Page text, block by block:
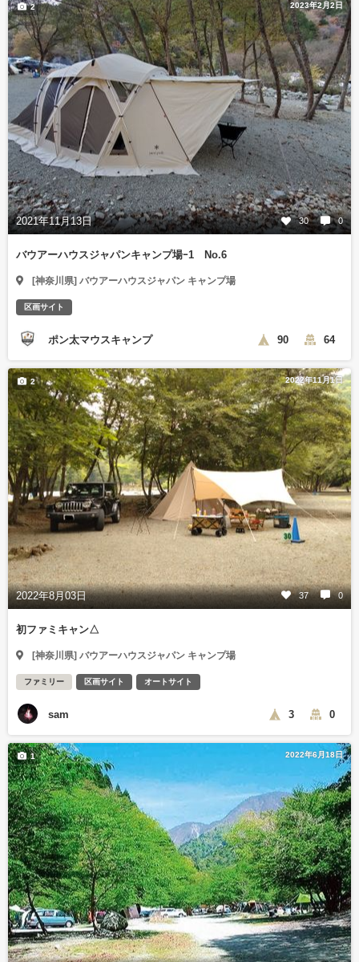
2023年2月2日
2021年11月13日 30 0
2
バウアーハウスジャパンキャンプ場ｰ1 No.6
[神奈川県] バウアーハウスジャパン キャンプ場
区画サイト
ポン太マウスキャンプ 90 64
2022年11月1日
2022年8月03日 37 0
2
初ファミキャン△
[神奈川県] バウアーハウスジャパン キャンプ場
ファミリー 区画サイト オートサイト
sam 3 0
2022年6月18日
1